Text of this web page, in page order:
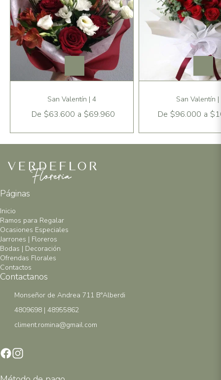
San Valentín | 4
De $63.600 a $69.960
San Valentín |
De $96.000 a
Páginas
Inicio
Ramos para Regalar
Ocasiones Especiales
Jarrones | Floreros
Bodas | Decoración
Ofrendas Florales
Contactos
Contactanos
Monseñor de Andrea 711 B°Alberdi
4809698 | 48955862
climent.romina@gmail.com